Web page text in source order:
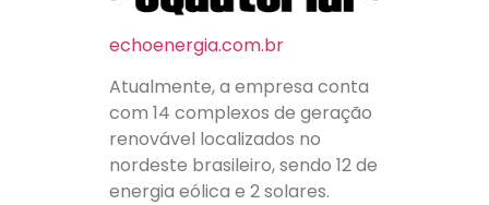
echoenergia.com.br
Atualmente, a empresa conta
com 14 complexos de geração
renovável localizados no
nordeste brasileiro, sendo 12 de
energia eólica e 2 solares.